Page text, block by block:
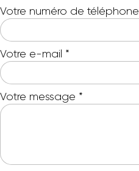
Votre numéro de téléphone
Votre e-mail *
Votre message *